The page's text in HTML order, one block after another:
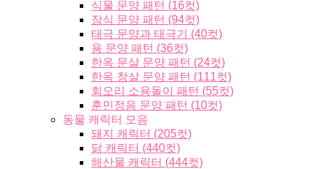
식물 문양 패턴 (16컷)
장식 문양 패턴 (94컷)
태극 문양과 태극기 (40컷)
용 문양 패턴 (36컷)
한옥 문살 문양 패턴 (24컷)
한옥 창살 문양 패턴 (111컷)
회오리 소용돌이 패턴 (55컷)
훈민정음 문양 패턴 (10컷)
동물 캐릭터 모음
돼지 캐릭터 (205컷)
닭 캐릭터 (440컷)
해산물 캐릭터 (444컷)